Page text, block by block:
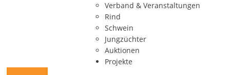
Verband & Veranstaltungen
Rind
Schwein
Jungzüchter
Auktionen
Projekte